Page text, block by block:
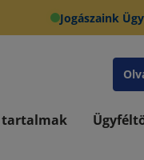
Jogászaink
tartalmak